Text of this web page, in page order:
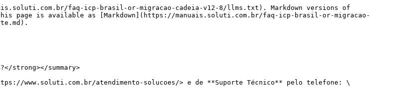
faq-icp-brasil-or-migracao-cadeia-v12-8/llms.txt). Markdown versions of
page is available as [Markdown](https://manuais.soluti.com.br/faq-icp-brasil-or-migracao-
strong></summary>
www.soluti.com.br/atendimento-solucoes/> e de **Suporte Técnico** pelo telefone: \